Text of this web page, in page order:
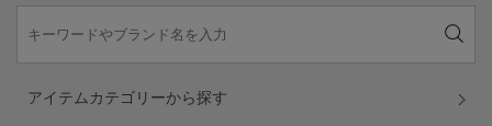
アイテムカテゴリーから探す